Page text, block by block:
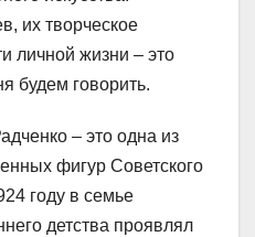
их творческое
личной жизни – это
будем говорить.
– это одна из
фигур Советского
году в семье
детства проявлял